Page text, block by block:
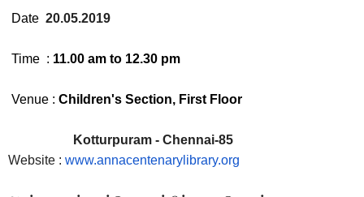
Date 20.05.2019
Time : 11.00 am to 12.30 pm
Venue : Children's Section, First Floor
Kotturpuram - Chennai-85
Website : www.annacentenarylibrary.org